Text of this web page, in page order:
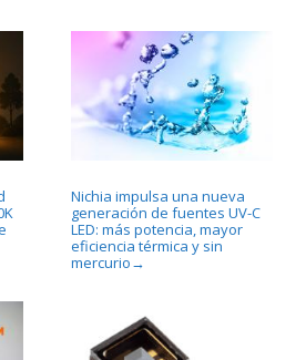
Nichia impulsa una nueva
generación de fuentes UV-C
LED: más potencia, mayor
eficiencia térmica y sin
mercurio →